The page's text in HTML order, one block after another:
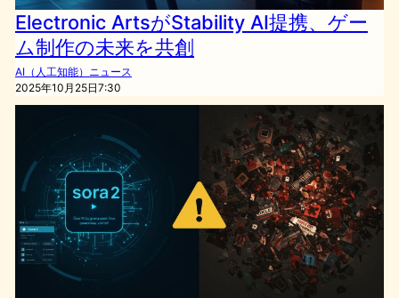
Electronic ArtsがStability AI提携、ゲー
ム制作の未来を共創
AI（人工知能）ニュース
2025年10月25日7:30